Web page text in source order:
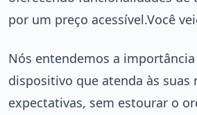
por um preço acessível.Você
Nós entendemos a
dispositivo que atenda às suas
expectativas, sem estourar o